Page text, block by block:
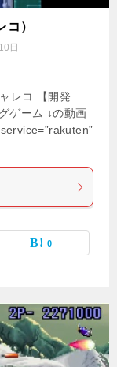
）
日
レコ 【開発
ゲーム ↓の動画
0